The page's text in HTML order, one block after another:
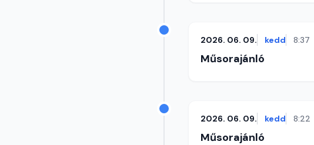
2026. 06. 09. kedd 8:37
Műsorajánló
2026. 06. 09. kedd 8:22
Műsorajánló